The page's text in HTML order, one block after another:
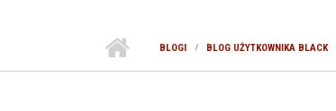
BLOGI BLOG UŻYTKOWNIKA BLACK